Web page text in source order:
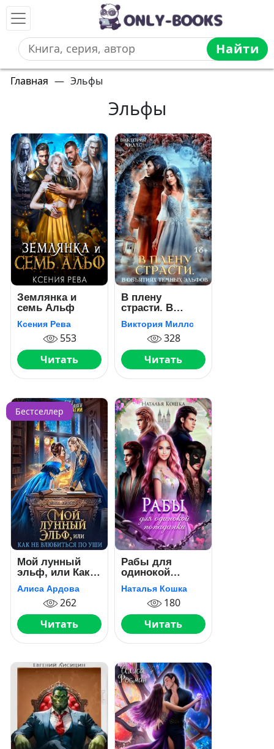
Найти
Главная — Эльфы
Эльфы
Землянка и
семь Альф
Ксения Рева
553
Читать
В плену
страсти. В
объятиях
темных эльфов
Виктория Миллс
328
Читать
Бестселлер
Мой лунный
эльф, или Как
не влюбиться
по уши
Алиса Ардова
262
Читать
Рабы для
одинокой
попаданки
Наталья Кошка
180
Читать